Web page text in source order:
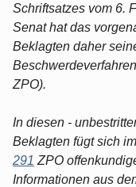
Schriftsatzes vom 6.
Senat hat das
Beklagten daher
ZPO).
In diesen -
Beklagten fügt sich
291 ZPO
Informationen aus